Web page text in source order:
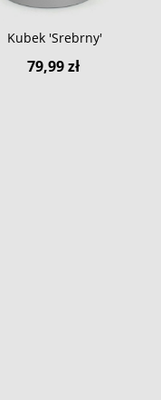
Kubek 'Srebrny'
79,99 zł